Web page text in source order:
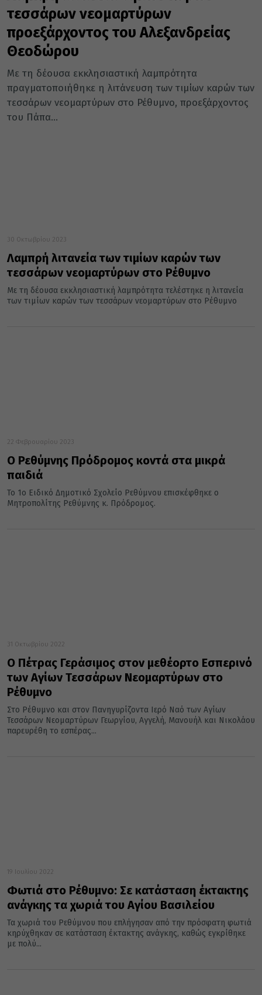
τεσσάρων νεομαρτύρων
προεξάρχοντος του Αλεξανδρείας
Θεοδώρου
Με τη δέουσα εκκλησιαστική λαμπρότητα
πραγματοποιήθηκε η λιτάνευση των τιμίων καρών των
τεσσάρων νεομαρτύρων στο Ρέθυμνο, προεξάρχοντος
του Πάπα...
30 Οκτωβρίου 2023
Λαμπρή λιτανεία των τιμίων καρών των
τεσσάρων νεομαρτύρων στο Ρέθυμνο
Με τη δέουσα εκκλησιαστική λαμπρότητα τελέστηκε η λιτανεία
των τιμίων καρών των τεσσάρων νεομαρτύρων στο Ρέθυμνο
22 Φεβρουαρίου 2023
Ο Ρεθύμνης Πρόδρομος κοντά στα μικρά
παιδιά
Το 1ο Ειδικό Δημοτικό Σχολείο Ρεθύμνου επισκέφθηκε ο
Μητροπολίτης Ρεθύμνης κ. Πρόδρομος.
31 Οκτωβρίου 2022
Ο Πέτρας Γεράσιμος στον μεθέορτο Εσπερινό
των Αγίων Τεσσάρων Νεομαρτύρων στο
Ρέθυμνο
Στο Ρέθυμνο και στον Πανηγυρίζοντα Ιερό Ναό των Αγίων
Τεσσάρων Νεομαρτύρων Γεωργίου, Αγγελή, Μανουήλ και Νικολάου
παρευρέθη το εσπέρας...
19 Ιουλίου 2022
Φωτιά στο Ρέθυμνο: Σε κατάσταση έκτακτης
ανάγκης τα χωριά του Αγίου Βασιλείου
Τα χωριά του Ρεθύμνου που επλήγησαν από την πρόσφατη φωτιά
κηρύχθηκαν σε κατάσταση έκτακτης ανάγκης, καθώς εγκρίθηκε
με πολύ...